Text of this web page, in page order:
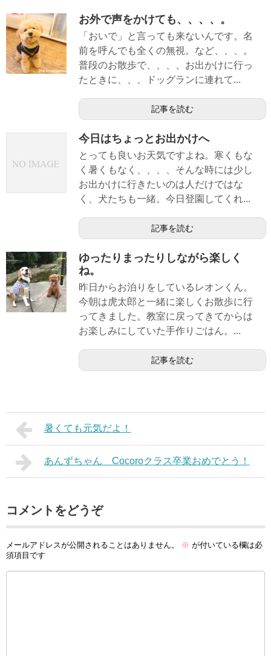
お外で声をかけても、、、、。
「おいで」と言っても来ないんです。名
前を呼んでも全くの無視。など、、、。
普段のお散歩で、、、、お出かけに行っ
たときに、、、ドッグランに連れて...
記事を読む
今日はちょっとお出かけへ
とっても良いお天気ですよね。寒くもな
く暑くもなく、、、、そんな時には少し
お出かけに行きたいのは人だけではな
く、犬たちも一緒。今日登園してくれ...
記事を読む
ゆったりまったりしながら楽しく
ね。
昨日からお泊りをしているレオンくん。
今朝は虎太郎と一緒に楽しくお散歩に行
ってきました。教室に戻ってきてからは
お楽しみにしていた手作りごはん。...
記事を読む
暑くても元気だよ！
あんずちゃん Cocoroクラス卒業おめでとう！
コメントをどうぞ
メールアドレスが公開されることはありません。 ※ が付いている欄は必
須項目です